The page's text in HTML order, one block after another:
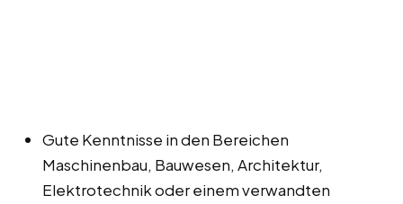
Gute Kenntnisse in den Bereichen
Maschinenbau, Bauwesen, Architektur,
Elektrotechnik oder einem verwandten